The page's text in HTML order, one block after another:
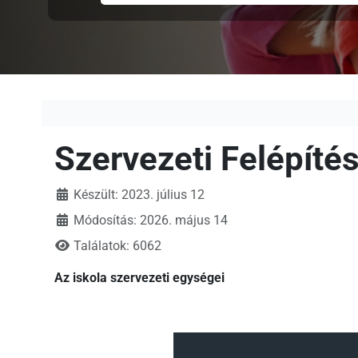
Szervezeti
Készült: 2023. július 12
Módosítás: 2026. május 14
Találatok: 6062
Az iskola szervezeti egységei